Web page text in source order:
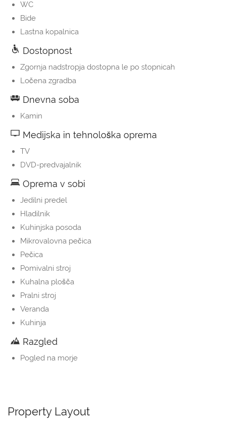
WC
Bide
Lastna kopalnica
Dostopnost
Zgornja nadstropja dostopna le po stopnicah
Ločena zgradba
Dnevna soba
Kamin
Medijska in tehnološka oprema
TV
DVD-predvajalnik
Oprema v sobi
Jedilni predel
Hladilnik
Kuhinjska posoda
Mikrovalovna pečica
Pečica
Pomivalni stroj
Kuhalna plošča
Pralni stroj
Veranda
Kuhinja
Razgled
Pogled na morje
Property Layout